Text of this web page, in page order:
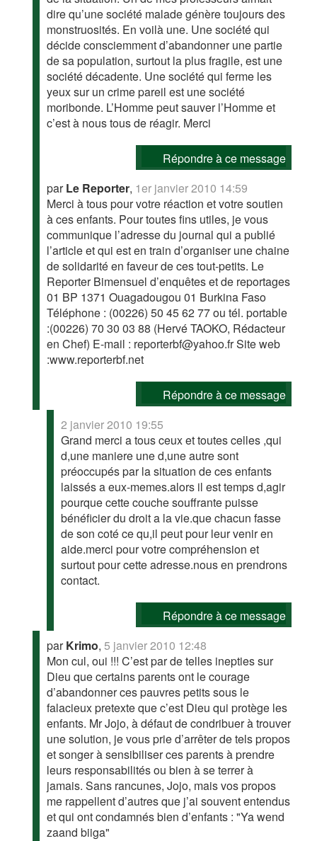
dire qu’une société malade génère toujours des
monstruosités. En voilà une. Une société qui
décide consciemment d’abandonner une partie
de sa population, surtout la plus fragile, est une
société décadente. Une société qui ferme les
yeux sur un crime pareil est une société
moribonde. L’Homme peut sauver l’Homme et
c’est à nous tous de réagir. Merci
Répondre à ce message
parLe Reporter, 1er janvier 2010 14:59
Merci à tous pour votre réaction et votre soutien
à ces enfants. Pour toutes fins utiles, je vous
communique l’adresse du journal qui a publié
l’article et qui est en train d’organiser une chaine
de solidarité en faveur de ces tout-petits. Le
Reporter Bimensuel d’enquêtes et de reportages
01 BP 1371 Ouagadougou 01 Burkina Faso
Téléphone : (00226) 50 45 62 77 ou tél. portable
:(00226) 70 30 03 88 (Hervé TAOKO, Rédacteur
en Chef) E-mail : reporterbf@yahoo.fr Site web
:www.reporterbf.net
Répondre à ce message
2 janvier 2010 19:55
Grand merci a tous ceux et toutes celles ,qui
d,une maniere une d,une autre sont
préoccupés par la situation de ces enfants
laissés a eux-memes.alors il est temps d,agir
pourque cette couche souffrante puisse
bénéficier du droit a la vie.que chacun fasse
de son coté ce qu,il peut pour leur venir en
aide.merci pour votre compréhension et
surtout pour cette adresse.nous en prendrons
contact.
Répondre à ce message
parKrimo,5 janvier 2010 12:48
Mon cul, oui !!! C’est par de telles inepties sur
Dieu que certains parents ont le courage
d’abandonner ces pauvres petits sous le
falacieux pretexte que c’est Dieu qui protège les
enfants. Mr Jojo, à défaut de condribuer à trouver
une solution, je vous prie d’arrêter de tels propos
et songer à sensibiliser ces parents à prendre
leurs responsabilités ou bien à se terrer à
jamais. Sans rancunes, Jojo, mais vos propos
me rappellent d’autres que j’ai souvent entendus
et qui ont condamnés bien d’enfants : "Ya wend
zaand biiga"